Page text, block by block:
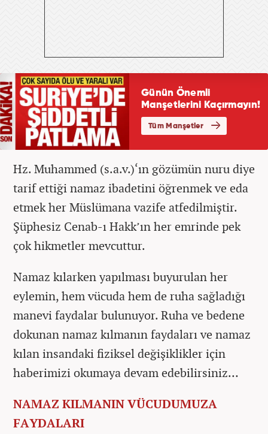
Hz. Muhammed (s.a.v.)‘ın gözümün nuru diye
tarif ettiği namaz ibadetini öğrenmek ve eda
etmek her Müslümana vazife atfedilmiştir.
Şüphesiz Cenab-ı Hakk’ın her emrinde pek
çok hikmetler mevcuttur.
Namaz kılarken yapılması buyurulan her
eylemin, hem vücuda hem de ruha sağladığı
manevi faydalar bulunuyor. Ruha ve bedene
dokunan namaz kılmanın faydaları ve namaz
kılan insandaki fiziksel değişiklikler için
haberimizi okumaya devam edebilirsiniz…
NAMAZ KILMANIN VÜCUDUMUZA
FAYDALARI